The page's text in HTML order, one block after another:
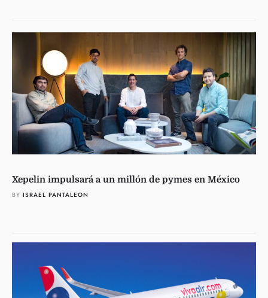
Xepelin impulsará a un millón de pymes en México
BY ISRAEL PANTALEON